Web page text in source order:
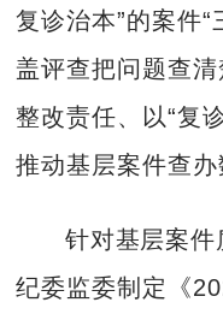
复诊治本”的案件“
盖评查把问题查清
整改责任、以“复
推动基层案件查办
针对基层案
纪委监委制定《